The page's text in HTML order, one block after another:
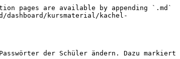
pages are available by appending `.md`
dashboard/kursmaterial/kachel-
der Schüler ändern. Dazu markiert